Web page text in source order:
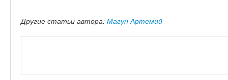
Другие статьи автора: Магун Артемий